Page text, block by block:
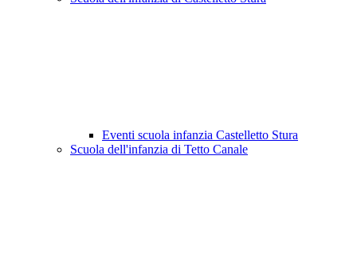
Eventi scuola infanzia Castelletto Stura
Scuola dell'infanzia di Tetto Canale